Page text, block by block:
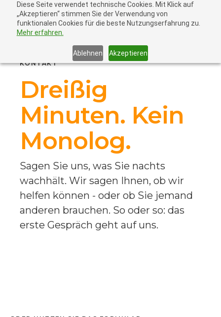
Diese Seite verwendet technische Cookies. Mit Klick auf
„Akzeptieren“ stimmen Sie der Verwendung von
funktionalen Cookies für die beste Nutzungserfahrung zu.
Mehr erfahren.
Ablehnen Akzeptieren
KONTAKT
Dreißig
Minuten. Kein
Monolog.
Sagen Sie uns, was Sie nachts
wachhält. Wir sagen Ihnen, ob wir
helfen können - oder ob Sie jemand
anderen brauchen. So oder so: das
erste Gespräch geht auf uns.